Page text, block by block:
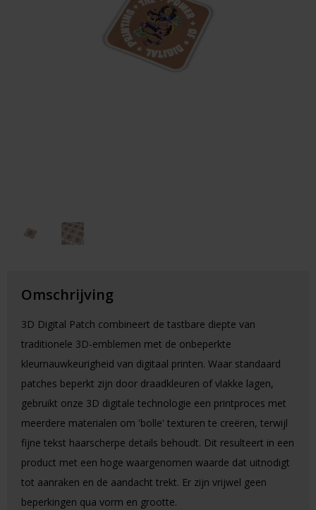
Outdoor & Vrije Tijd
Omschrijving
3D Digital Patch combineert de tastbare diepte van
traditionele 3D-emblemen met de onbeperkte
kleurnauwkeurigheid van digitaal printen. Waar standaard
patches beperkt zijn door draadkleuren of vlakke lagen,
gebruikt onze 3D digitale technologie een printproces met
meerdere materialen om 'bolle' texturen te creëren, terwijl
fijne tekst haarscherpe details behoudt. Dit resulteert in een
product met een hoge waargenomen waarde dat uitnodigt
tot aanraken en de aandacht trekt. Er zijn vrijwel geen
beperkingen qua vorm en grootte.